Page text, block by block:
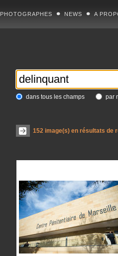
PHOTOGRAPHES NEWS A
dans tous les champs par
152image(s) en résultats de